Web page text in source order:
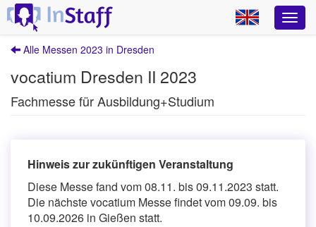
Alle Messen 2023 in Dresden
vocatium Dresden II 2023
Fachmesse für Ausbildung+Studium
Hinweis zur zukünftigen Veranstaltung
Diese Messe fand vom 08.11. bis 09.11.2023 statt.
Die nächste vocatium Messe findet vom 09.09. bis
10.09.2026 in Gießen statt.